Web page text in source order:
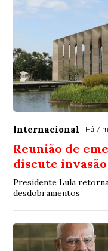
Internacional Há 7
Reunião de
discute
Presidente Lula
desdobramentos